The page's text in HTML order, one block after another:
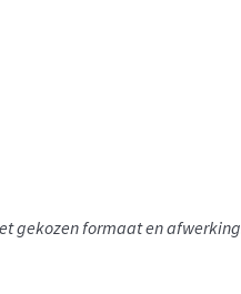
formaat en afwerking.